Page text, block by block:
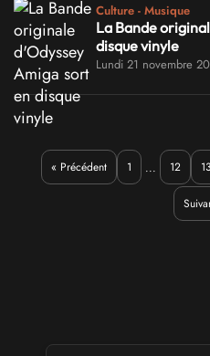
Culture - Musique
La Bande
disque vinyle
Lundi 21 novembre
« Précédent 1 ... 12 13